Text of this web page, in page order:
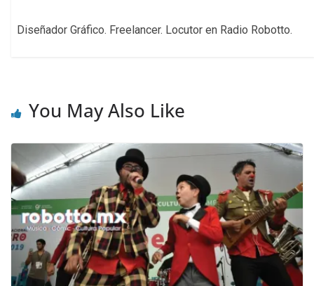
Diseñador Gráfico. Freelancer. Locutor en Radio Robotto.
You May Also Like